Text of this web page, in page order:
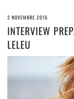
2 NOVEMBRE 2016
INTERVIEW
LELEU